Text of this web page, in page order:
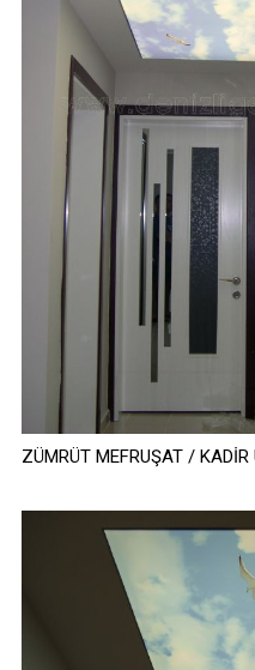
ZÜMRÜT MEFRUŞAT /